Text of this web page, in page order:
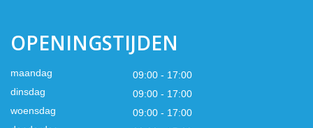
OPENINGSTIJDEN
maandag
09:00 - 17:00
dinsdag
09:00 - 17:00
woensdag
09:00 - 17:00